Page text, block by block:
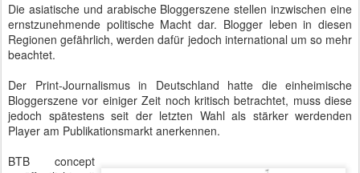
Die asiatische und arabische Bloggerszene stellen inzwischen eine
ernstzunehmende politische Macht dar. Blogger leben in diesen
Regionen gefährlich, werden dafür jedoch international um so mehr
beachtet.
Der Print-Journalismus in Deutschland hatte die einheimische
Bloggerszene vor einiger Zeit noch kritisch betrachtet, muss diese
jedoch spätestens seit der letzten Wahl als stärker werdenden
Player am Publikationsmarkt anerkennen.
BTB concept